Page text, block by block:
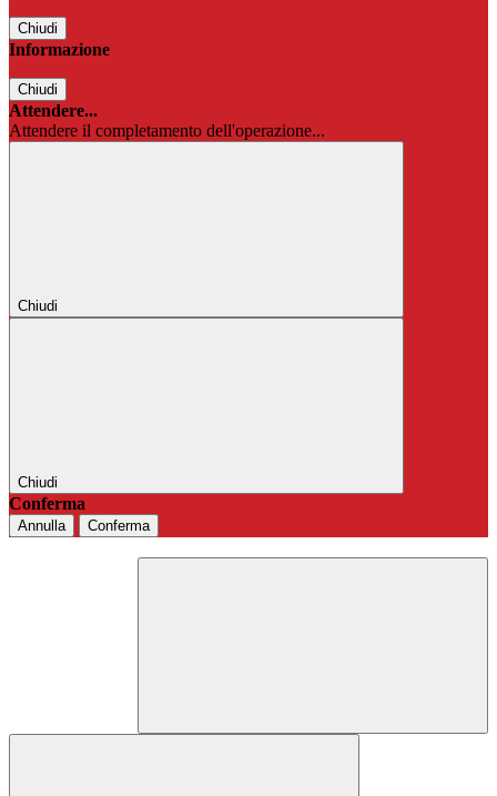
Chiudi
Informazione
Chiudi
Attendere...
Attendere il completamento dell'operazione...
Chiudi
Chiudi
Conferma
Annulla Conferma